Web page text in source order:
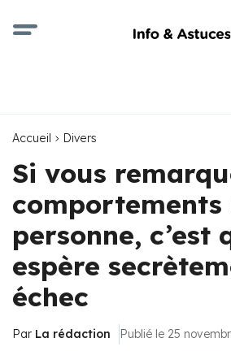
Accueil Divers
Si vous
comportements
personne, c’est
espère
échec
Par La rédaction Publié le 25